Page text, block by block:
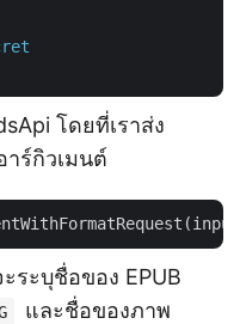
โดยที่เราส่ง
าร์กิวเมนต์
ระบุชื่อของ EPUB
และชื่อของภาพ